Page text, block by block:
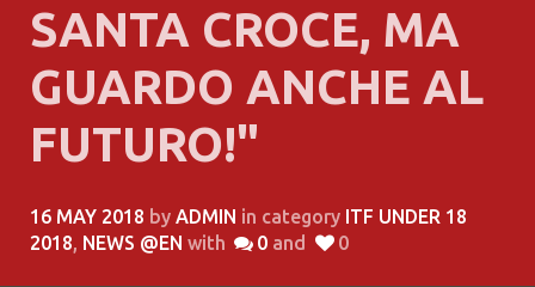
SANTA CROCE, MA
GUARDO ANCHE AL
FUTURO!"
16 MAY 2018 by ADMIN in category ITF UNDER 18
2018, NEWS @EN with 0 and 0